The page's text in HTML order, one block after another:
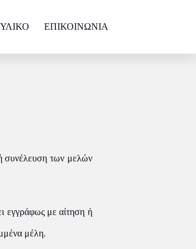
ΥΛΙΚΟ ΕΠΙΚΟΙΝΩΝΙΑ
συνέλευση των μελών
εγγράφως με αίτηση ή
μέλη.